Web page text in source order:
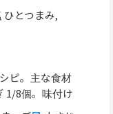
ひとつまみ,
ピ。主な食材
1/8個。味付け